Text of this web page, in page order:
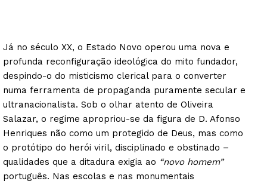
Já no século XX, o Estado Novo operou uma nova e
profunda reconfiguração ideológica do mito fundador,
despindo-o do misticismo clerical para o converter
numa ferramenta de propaganda puramente secular e
ultranacionalista. Sob o olhar atento de Oliveira
Salazar, o regime apropriou-se da figura de D. Afonso
Henriques não como um protegido de Deus, mas como
o protótipo do herói viril, disciplinado e obstinado –
qualidades que a ditadura exigia ao “novo homem”
português. Nas escolas e nas monumentais